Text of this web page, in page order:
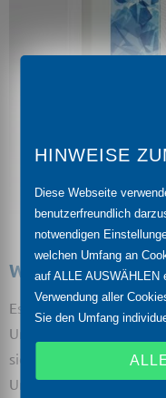
Worum es geht:
Es geht um den
Umgang mit unserer
sicher, dass sämtliche
Unternehmens im
HINWEISE
Diese Webseite
benutzerfreundlich
notwendigen
welchen Umfang an
auf ALLE
Verwendung aller
Sie den Umfang